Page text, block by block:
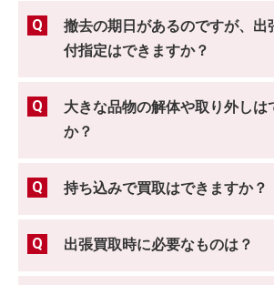
撤去の期日があるのですが、出
付指定はできますか？
大きな品物の解体や取り外しは
か？
持ち込みで買取はできますか？
出張買取時に必要なものは？